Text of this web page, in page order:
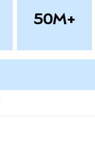
50M+